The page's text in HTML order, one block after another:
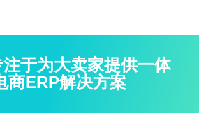
于为大卖家提供一体
商ERP解决方案